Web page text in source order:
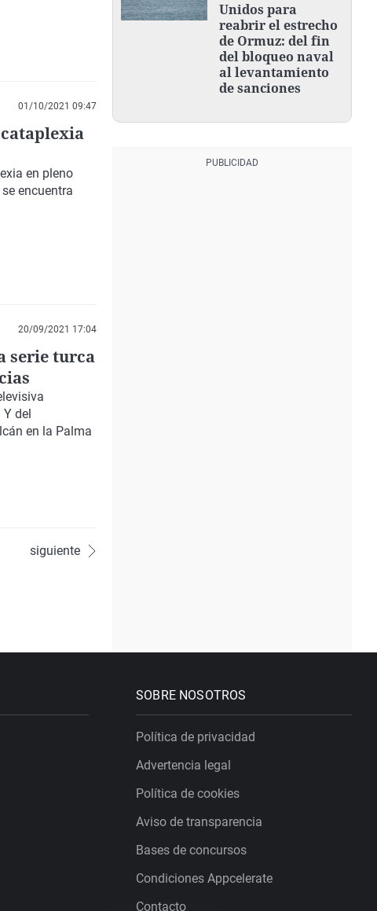
01/10/2021 09:47
en pleno
encuentra
20/09/2021 17:04
serie turca
del
en la Palma
siguiente
Unidos para
reabrir el estrecho
de Ormuz: del fin
del bloqueo naval
al levantamiento
de sanciones
SOBRE NOSOTROS
Política de privacidad
Advertencia legal
Política de cookies
Aviso de transparencia
Bases de concursos
Condiciones Appcelerate
Contacto